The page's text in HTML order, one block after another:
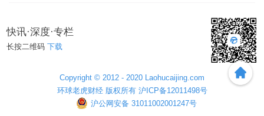
式发射服务合同，朱雀三号火箭已入选中国星网核心供
应商名单，并中标垣信卫星一箭
星火箭发射服务，与
火箭发射服务合同及补充约定”对应
2.23 亿元。
朱雀二号系列进入量产商用阶段，公司营收
快讯·深度·专栏
长按二维码下载
Copyright © 2012 - 2020 Laohucaijing.com
环球老虎财经 版权所有 沪ICP备12011498号
沪公网安备 31011002001247号